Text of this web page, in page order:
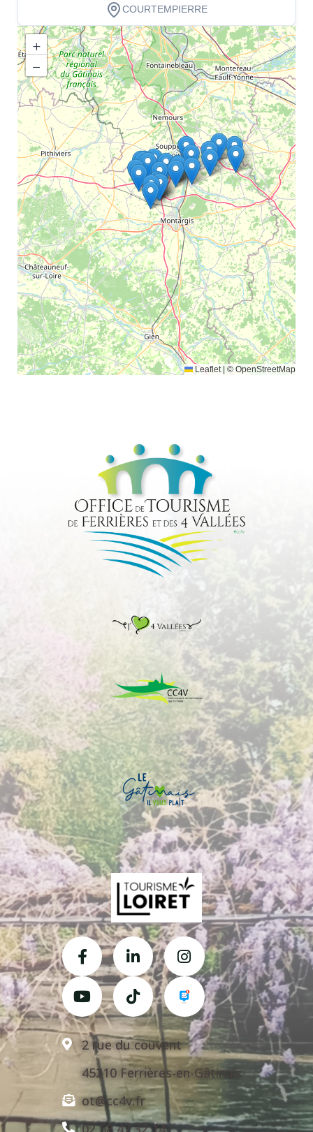
COURTEMPIERRE
Dégustation
+
−
Leaflet © OpenStreetMap
2 rue du couvent
45210 Ferrières-en-Gâtinais
ot@cc4v.fr
02 58 47 32 14